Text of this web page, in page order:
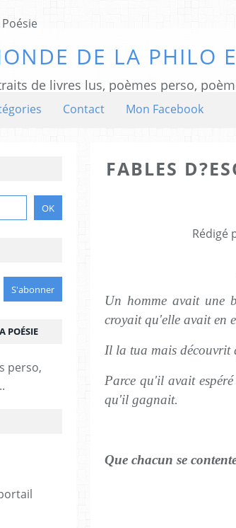
DE LA PHILO
de livres lus, poèmes perso,
Contact Mon Facebook
FABLES
Rédigé
Un homme avait une
croyait qu'elle avait en
Il la tua mais découvrit
Parce qu'il avait
qu'il gagnait.
Que chacun se
POÉSIE
perso,